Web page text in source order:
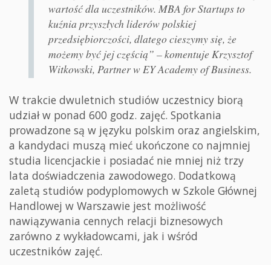
wartość dla uczestników. MBA for Startups to
kuźnia przyszłych liderów polskiej
przedsiębiorczości, dlatego cieszymy się, że
możemy być jej częścią” – komentuje Krzysztof
Witkowski, Partner w EY Academy of Business.
W trakcie dwuletnich studiów uczestnicy biorą
udział w ponad 600 godz. zajęć. Spotkania
prowadzone są w języku polskim oraz angielskim,
a kandydaci muszą mieć ukończone co najmniej
studia licencjackie i posiadać nie mniej niż trzy
lata doświadczenia zawodowego. Dodatkową
zaletą studiów podyplomowych w Szkole Głównej
Handlowej w Warszawie jest możliwość
nawiązywania cennych relacji biznesowych
zarówno z wykładowcami, jak i wśród
uczestników zajęć.